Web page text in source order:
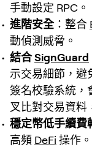
手動設定 RPC。
進階安全：整合
動偵測威脅。
結合SignGuard
示交易細節，避
簽名校驗系統，
叉比對交易資料
穩定幣低手續費
高頻 DeFi 操作。